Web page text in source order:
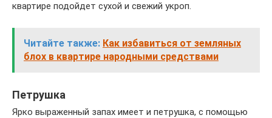
квартире подойдет сухой и свежий укроп.
Читайте также: Как избавиться от земляных
блох в квартире народными средствами
Петрушка
Ярко выраженный запах имеет и петрушка, с помощью